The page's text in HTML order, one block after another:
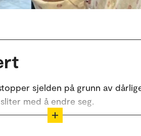
sjelden på grunn av
med å endre seg.
kommunale etater og